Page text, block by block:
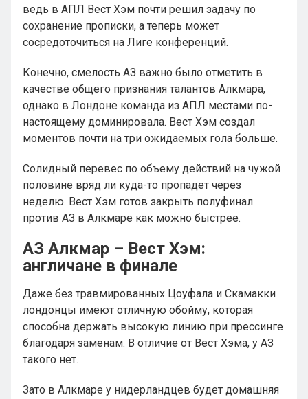
ведь в АПЛ Вест Хэм почти решил задачу по
сохранение прописки, а теперь может
сосредоточиться на Лиге конференций.
Конечно, смелость АЗ важно было отметить в
качестве общего признания талантов Алкмара,
однако в Лондоне команда из АПЛ местами по-
настоящему доминировала. Вест Хэм создал
моментов почти на три ожидаемых гола больше.
Солидный перевес по объему действий на чужой
половине вряд ли куда-то пропадет через
неделю. Вест Хэм готов закрыть полуфинал
против АЗ в Алкмаре как можно быстрее.
АЗ Алкмар – Вест Хэм:
англичане в финале
Даже без травмированных Цоуфала и Скамакки
лондонцы имеют отличную обойму, которая
способна держать высокую линию при прессинге
благодаря заменам. В отличие от Вест Хэма, у АЗ
такого нет.
Зато в Алкмаре у нидерландцев будет домашняя